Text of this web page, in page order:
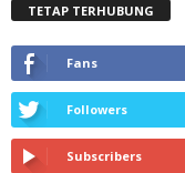
TETAP TERHUBUNG
Fans
Followers
Subscribers